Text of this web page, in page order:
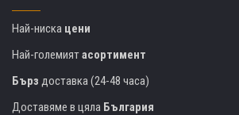
Най-ниска цени
Най-големиятасортимент
Бърз доставка (24-48 часа)
Доставяме в цяла България